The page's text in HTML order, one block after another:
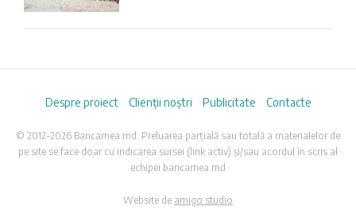
Despre proiect Clienții noștri Publicitate Contacte
© 2012-2026 Bancamea.md. Preluarea parțială sau totală a materialelor de
pe site se face doar cu indicarea sursei (link activ) și/sau acordul în scris al
echipei bancamea.md
Website de amigo.studio